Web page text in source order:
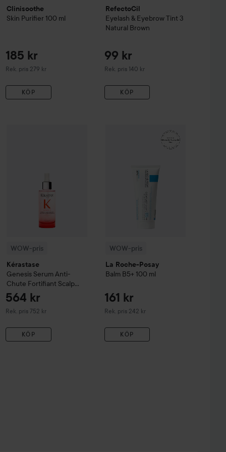
Clinisoothe
Skin Purifier 100 ml
185 kr
Rek. pris 279 kr
Rekommenderat pris 279 kr
KÖP
RefectoCil
Eyelash & Eyebrow Tint 3
Natural Brown
99 kr
Rek. pris 140 kr
Rekommenderat pris 140 kr
KÖP
Rekommenderat pris 259 kr
WOW-pris
Kérastase
Genesis Serum Anti-
Chute Fortifiant Scalp
Serum 90 ml
564 kr
Rek. pris 752 kr
Rekommenderat pris 752 kr
KÖP
Serum Anti-Chute Fortifiant
WOW-pris
La Roche-Posay
Balm B5+ 100 ml
161 kr
Rek. pris 242 kr
Rekommenderat pris 242 kr
KÖP
La Roche-Posay